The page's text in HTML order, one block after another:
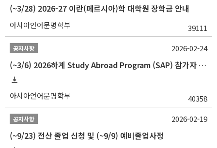
(~3/28) 2026-27 이란(페르시아)학 대학원 장학금 안내
아시아언어문명학부 39111
공지사항
(~3/6) 2026하계 Study Abroad Program (SAP) 참가자 모집 안내
아시아언어문명학부 40358
2026-02-24
공지사항
(~9/23) 전산 졸업 신청 및 (~9/9) 예비졸업사정
2026-02-19